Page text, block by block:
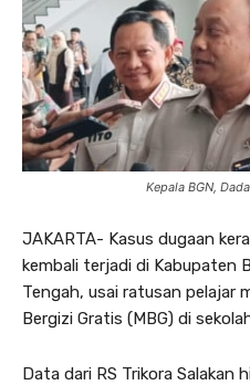
Kepala BGN,
JAKARTA- Kasus dugaan
kembali terjadi di Kabupaten
Tengah, usai ratusan pelajar
Bergizi Gratis (MBG) di
Data dari RS Trikora Salakan